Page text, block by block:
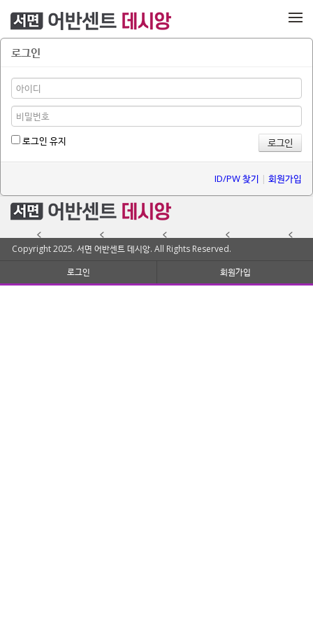
메뉴 건너뛰기
로그인
로그인 유지
ID/PW 찾기 | 회원가입
Copyright 2025. 서면 어반센트 데시앙. All Rights Reserved.
로그인
회원가입